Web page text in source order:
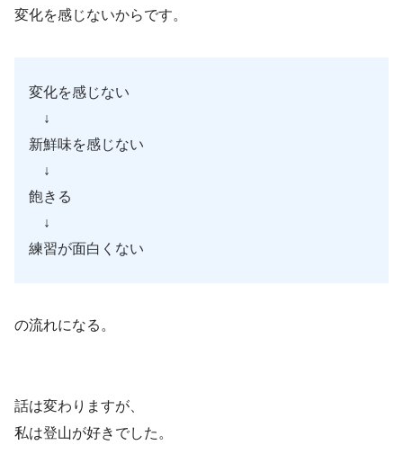
変化を感じないからです。
変化を感じない
↓
新鮮味を感じない
↓
飽きる
↓
練習が面白くない
の流れになる。
話は変わりますが、
私は登山が好きでした。